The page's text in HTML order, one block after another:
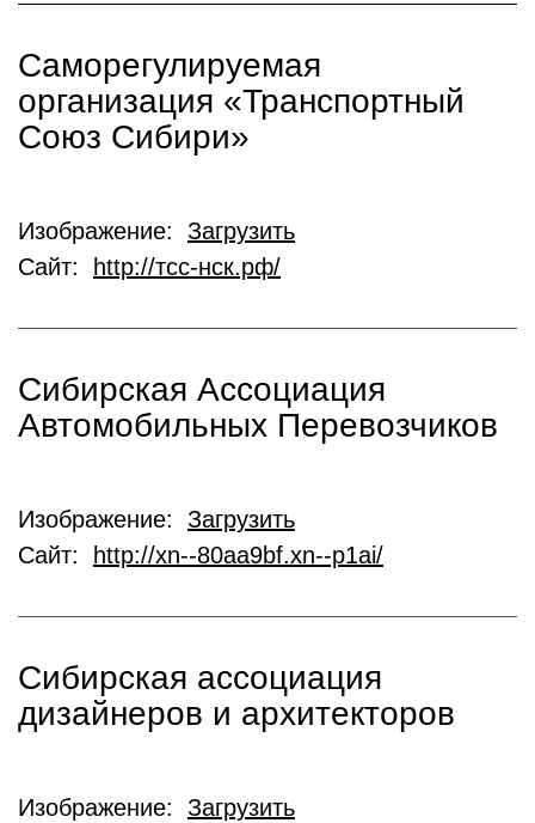
Саморегулируемая
организация «Транспортный
Союз Сибири»
Изображение: Загрузить
Сайт:
http://тсс-нск.рф/
Сибирская Ассоциация
Автомобильных Перевозчиков
Изображение: Загрузить
Сайт:
http://xn--80aa9bf.xn--p1ai/
Сибирская ассоциация
дизайнеров и архитекторов
Изображение: Загрузить